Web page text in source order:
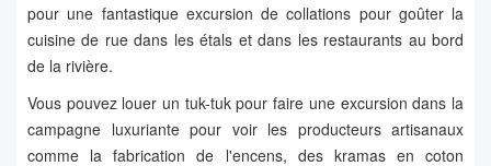
pour une fantastique excursion de collations pour goûter la
cuisine de rue dans les étals et dans les restaurants au bord
de la rivière.
Vous pouvez louer un tuk-tuk pour faire une excursion dans la
campagne luxuriante pour voir les producteurs artisanaux
comme la fabrication de l'encens, des kramas en coton